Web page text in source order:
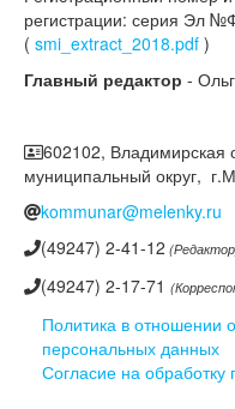
регистрации: серия Эл
( smi_extract_2018.pdf )
Главный редактор -
602102, Владимирская
муниципальный округ,
kommunar@melenky.ru
(49247) 2-41-12
(49247) 2-17-71
Политика в отношении
персональных данных
Согласие на